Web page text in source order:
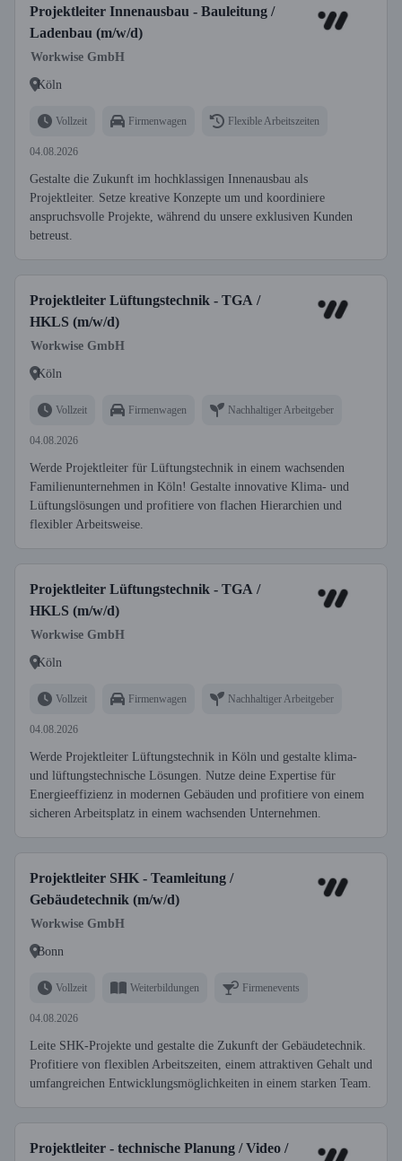
Projektleiter Innenausbau - Bauleitung /
Ladenbau (m/w/d)
Workwise GmbH
Köln
Vollzeit Firmenwagen Flexible Arbeitszeiten
04.08.2026
Gestalte die Zukunft im hochklassigen Innenausbau als
Projektleiter. Setze kreative Konzepte um und koordiniere
anspruchsvolle Projekte, während du unsere exklusiven Kunden
betreust.
Projektleiter Lüftungstechnik - TGA /
HKLS (m/w/d)
Workwise GmbH
Köln
Vollzeit Firmenwagen Nachhaltiger Arbeitgeber
04.08.2026
Werde Projektleiter für Lüftungstechnik in einem wachsenden
Familienunternehmen in Köln! Gestalte innovative Klima- und
Lüftungslösungen und profitiere von flachen Hierarchien und
flexibler Arbeitsweise.
Projektleiter Lüftungstechnik - TGA /
HKLS (m/w/d)
Workwise GmbH
Köln
Vollzeit Firmenwagen Nachhaltiger Arbeitgeber
04.08.2026
Werde Projektleiter Lüftungstechnik in Köln und gestalte klima-
und lüftungstechnische Lösungen. Nutze deine Expertise für
Energieeffizienz in modernen Gebäuden und profitiere von einem
sicheren Arbeitsplatz in einem wachsenden Unternehmen.
Projektleiter SHK - Teamleitung /
Gebäudetechnik (m/w/d)
Workwise GmbH
Bonn
Vollzeit Weiterbildungen Firmenevents
04.08.2026
Leite SHK-Projekte und gestalte die Zukunft der Gebäudetechnik.
Profitiere von flexiblen Arbeitszeiten, einem attraktiven Gehalt und
umfangreichen Entwicklungsmöglichkeiten in einem starken Team.
Projektleiter - technische Planung / Video /